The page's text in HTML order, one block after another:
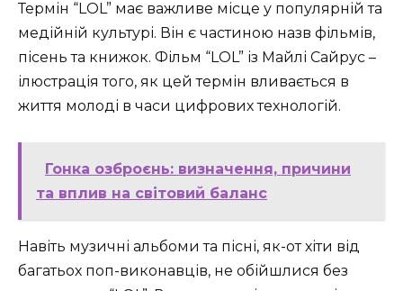
Термін “LOL” має важливе місце у популярній та
медійній культурі. Він є частиною назв фільмів,
пісень та книжок. Фільм “LOL” із Майлі Сайрус –
ілюстрація того, як цей термін вливається в
життя молоді в часи цифрових технологій.
Гонка озброєнь: визначення, причини
та вплив на світовий баланс
Навіть музичні альбоми та пісні, як-от хіти від
багатьох поп-виконавців, не обійшлися без